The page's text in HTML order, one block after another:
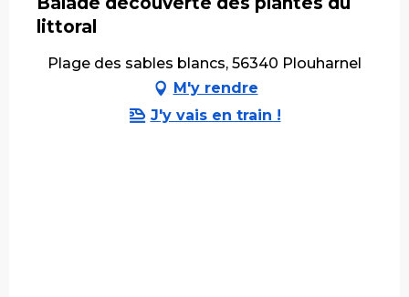
littoral
Plage des sables blancs, 56340 Plouharnel
M'y rendre
J'y vais en train !